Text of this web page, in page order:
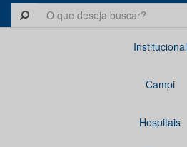
Institucional
Campi
Hospitais